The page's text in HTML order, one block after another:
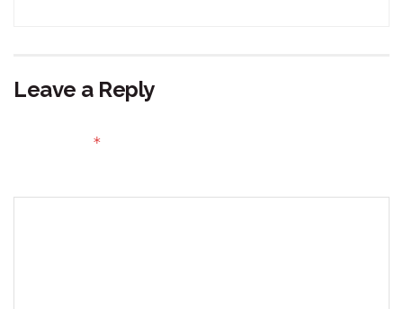
Leave a Reply
*